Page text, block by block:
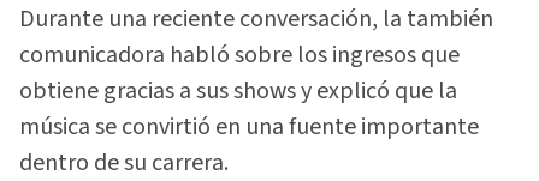
Durante una reciente conversación, la también
comunicadora habló sobre los ingresos que
obtiene gracias a sus shows y explicó que la
música se convirtió en una fuente importante
dentro de su carrera.